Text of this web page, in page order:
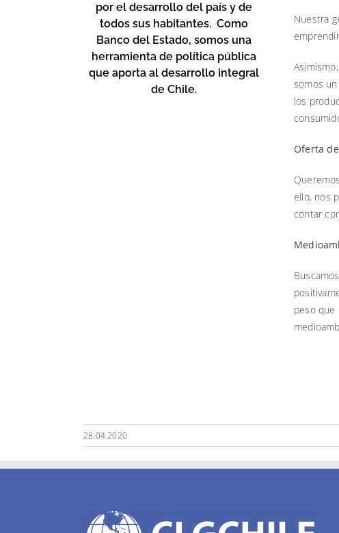
por el desarrollo del país y de
todos sus habitantes. Como
Banco del Estado, somos una
herramienta de política pública
que aporta al desarrollo integral
de Chile.
Nuestra
somos
los
Oferta
ello, nos
contar
peso que
28.04.2020